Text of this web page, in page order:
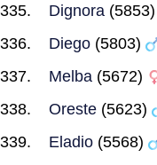
Dignora (5853)
Diego (5803)
Melba (5672)
Oreste (5623)
Eladio (5568)